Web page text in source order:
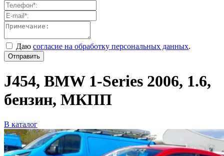
Даю согласие на обработку персональных данных.
Отправить
J454, BMW 1-Series 2006, 1.6,
бензин, МКПП
В каталог